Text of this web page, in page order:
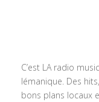
C’est LA radio
lémanique. Des
bons plans locaux